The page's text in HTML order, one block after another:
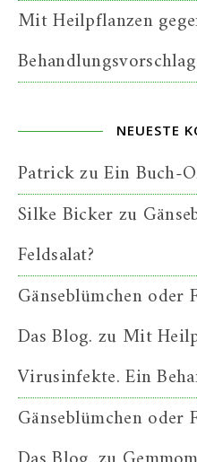
Mit Heilpflanzen
NEUESTE
PatrickzuEin Buch-
Silke Bickerzu
Feldsalat?
Gänseblümchen oder
Das Blog. zu Mit
Virusinfekte. Ein
Gänseblümchen oder